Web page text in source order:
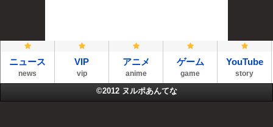
ニュース
news
VIP
vip
アニメ
anime
ゲーム
game
YouTube
story
©2012 ヌルポあんてな